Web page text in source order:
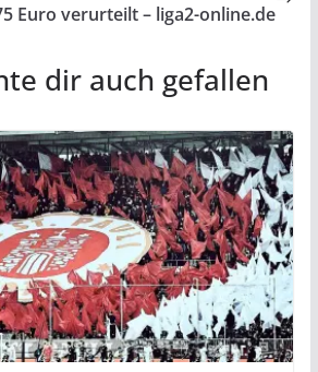
Euro verurteilt – liga2-online.de
dir auch gefallen